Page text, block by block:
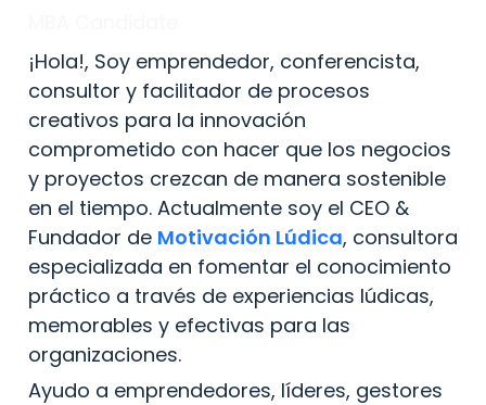
¡Hola!, Soy emprendedor, conferencista,
consultor y facilitador de procesos
creativos para la innovación
comprometido con hacer que los negocios
y proyectos crezcan de manera sostenible
en el tiempo. Actualmente soy el CEO &
Fundador de Motivación Lúdica, consultora
especializada en fomentar el conocimiento
práctico a través de experiencias lúdicas,
memorables y efectivas para las
organizaciones.
Ayudo a emprendedores, líderes, gestores